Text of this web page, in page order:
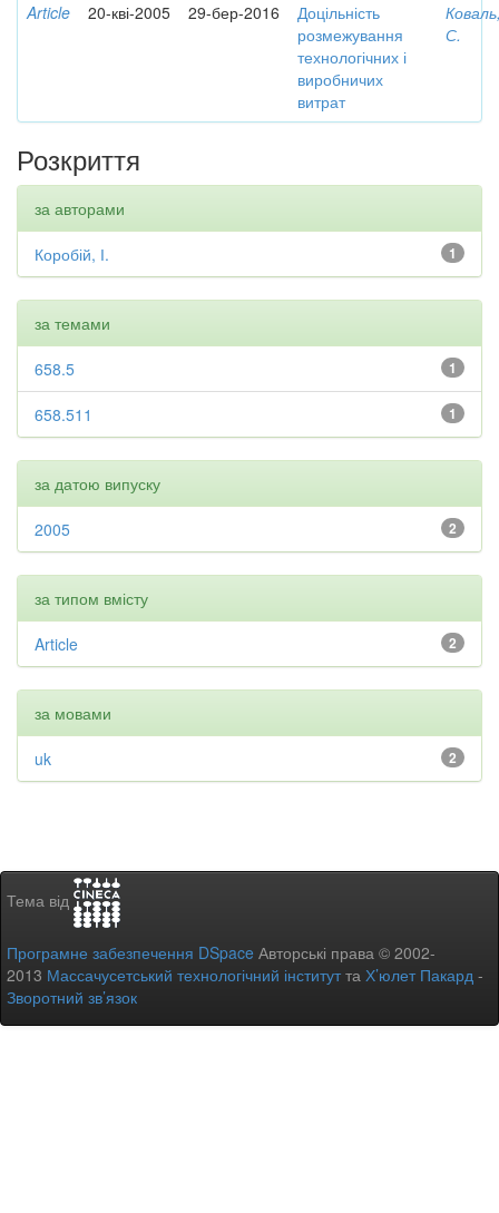
Article 20-кві-2005 29-бер-2016
Доцільність
розмежування
технологічних і
виробничих
витрат
С.
Розкриття
за авторами
1
Коробій, І.
за темами
1
658.5
1
658.511
за датою випуску
2
2005
за типом вмісту
2
Article
за мовами
2
uk
Тема від
Програмне забезпечення DSpace Авторські права © 2002-
2013 Массачусетський технологічний інститутта Х’юлет Пакард -
Зворотний зв’язок